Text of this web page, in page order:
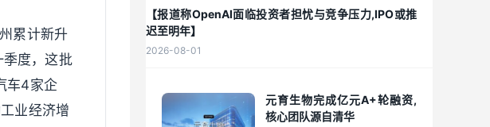
累计新升
度，这批
车4家企
业经济增
【报道称OpenAI面临投资者担忧与竞争压力,IPO或推
迟至明年】
2026-08-01
元育生物完成亿元A+轮融资,
核心团队源自清华